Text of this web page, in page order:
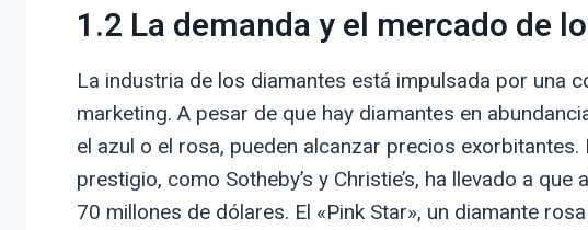
1.2 La demanda y el mercado de
La industria de los diamantes está impulsada por una
marketing. A pesar de que hay diamantes en
el azul o el rosa, pueden alcanzar precios
prestigio, como Sotheby’s y Christie’s, ha llevado a
70 millones de dólares. El «Pink Star», un diamante